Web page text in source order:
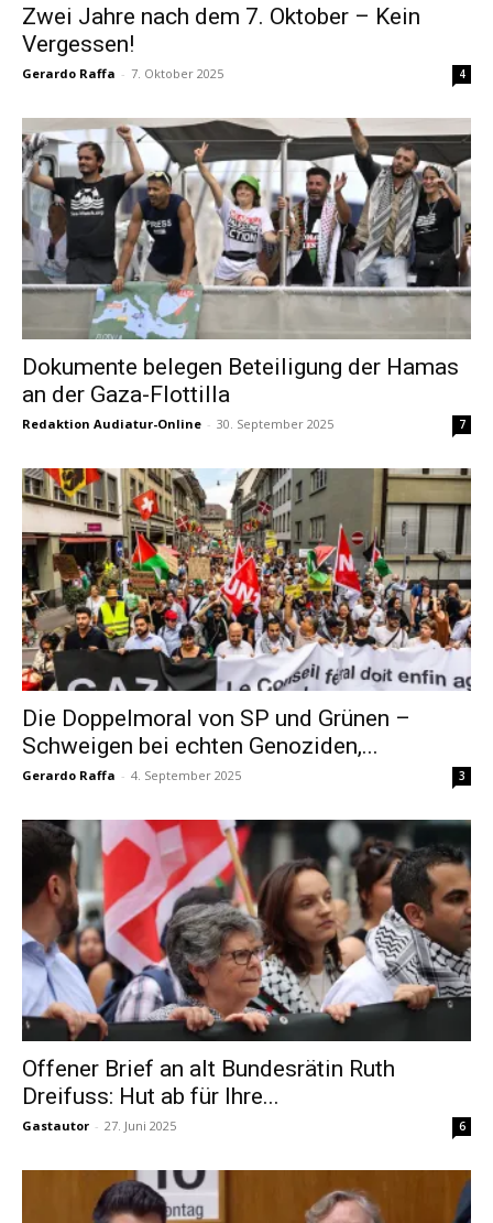
Zwei Jahre nach dem 7. Oktober – Kein
Vergessen!
Gerardo Raffa - 7. Oktober 2025 4
Dokumente belegen Beteiligung der Hamas
an der Gaza-Flottilla
Redaktion Audiatur-Online - 30. September 2025 7
Die Doppelmoral von SP und Grünen –
Schweigen bei echten Genoziden,...
Gerardo Raffa - 4. September 2025 3
Offener Brief an alt Bundesrätin Ruth
Dreifuss: Hut ab für Ihre...
Gastautor - 27. Juni 2025 6